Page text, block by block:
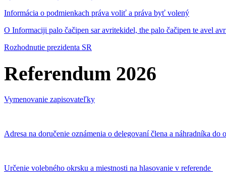
Informácia o podmienkach práva voliť a práva byť volený
O Informaciji palo čačipen sar avritekidel, the palo čačipen te avel
Rozhodnutie prezidenta SR
Referendum 2026
Vymenovanie zapisovateľky
Adresa na doručenie oznámenia o delegovaní člena a náhradníka
Určenie volebného okrsku a miestnosti na hlasovanie v referende